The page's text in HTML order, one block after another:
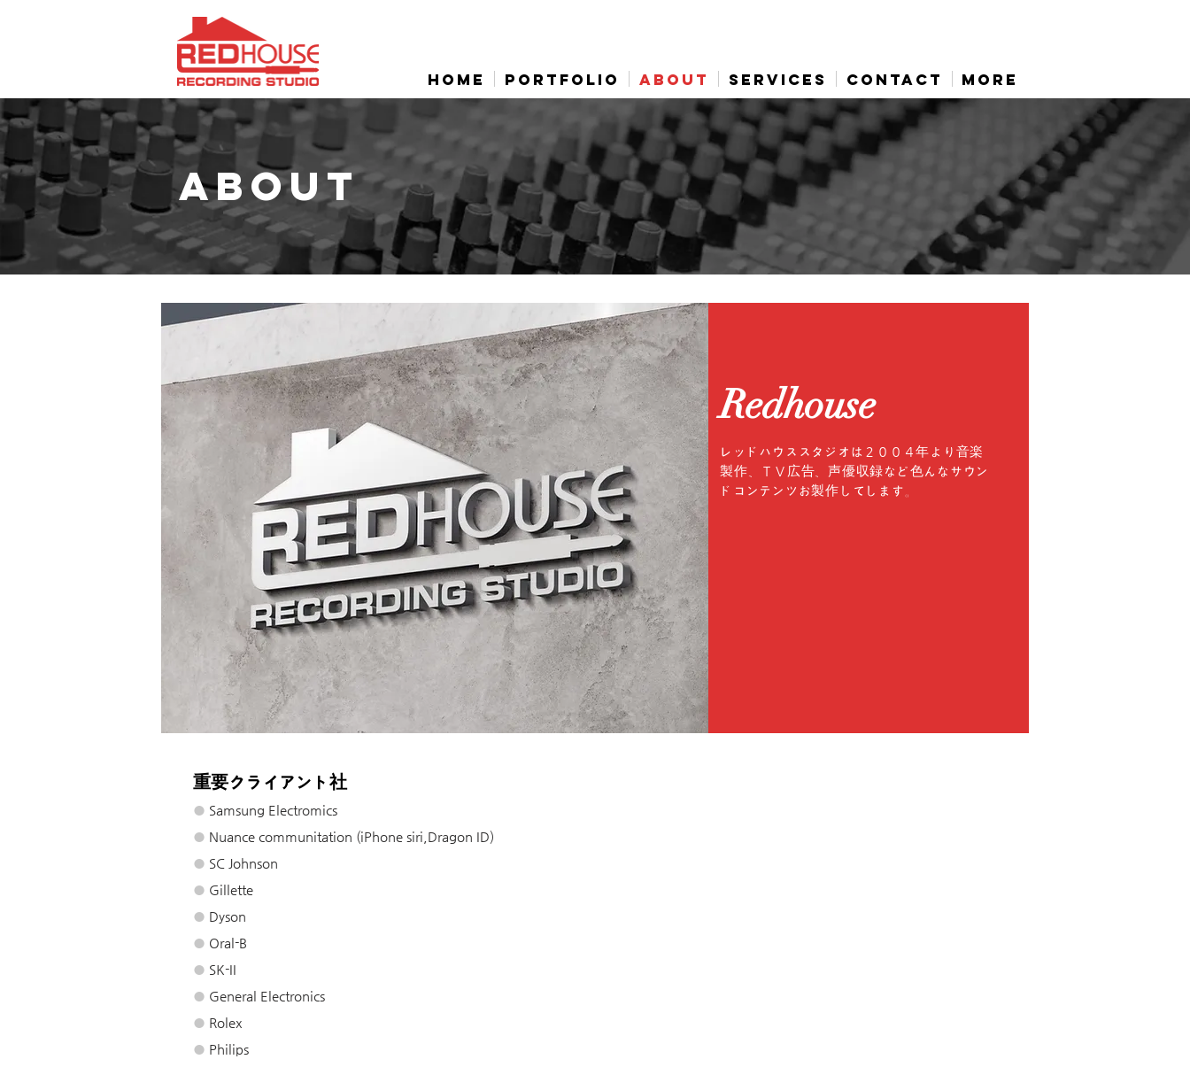
HOME PORTFOLIO ABOUT SERVICES CONTACT More
ABOUT
Redhouse
レッドハウススタジオは２００４年より音楽
製作、ＴＶ広告、声優収録など色んなサウン
ドコンテンツお製作してします。
重要クライアント社
● Samsung Electromics
● Nuance communitation (iPhone siri,Dragon ID)
● SC Johnson
● Gillette
● Dyson
● Oral-B
● SK-II
● General Electronics
● Rolex
● Philips